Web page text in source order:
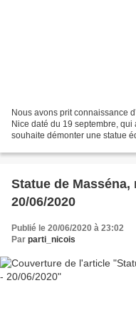
Nous avons prit connaissance
Nice daté du 19 septembre,
souhaite démonter une statue
Statue de
20/06/2020
Publié le 20/06/2020 à 23:02
Par parti_nicois